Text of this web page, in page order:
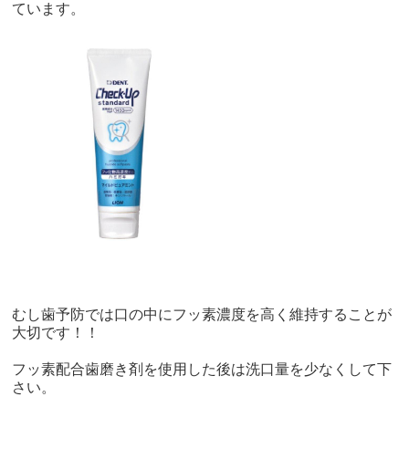
ています。
むし歯予防では口の中にフッ素濃度を高く維持することが
大切です！！
フッ素配合歯磨き剤を使用した後は洗口量を少なくして下
さい。